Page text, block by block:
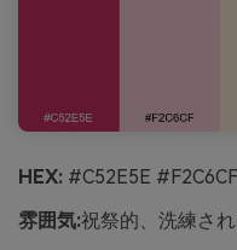
HEX: #C52E5E
雰囲気:祝祭的、洗練さ